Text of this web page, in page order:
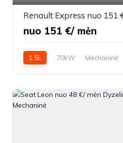
nuo 151 €/ mėn
1.5L 70kW Mechaninė